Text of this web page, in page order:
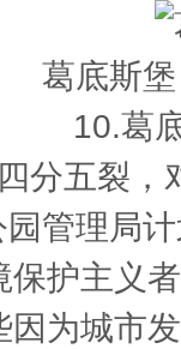
葛底斯
10.葛
分五裂
管理局
护主义
因为城市